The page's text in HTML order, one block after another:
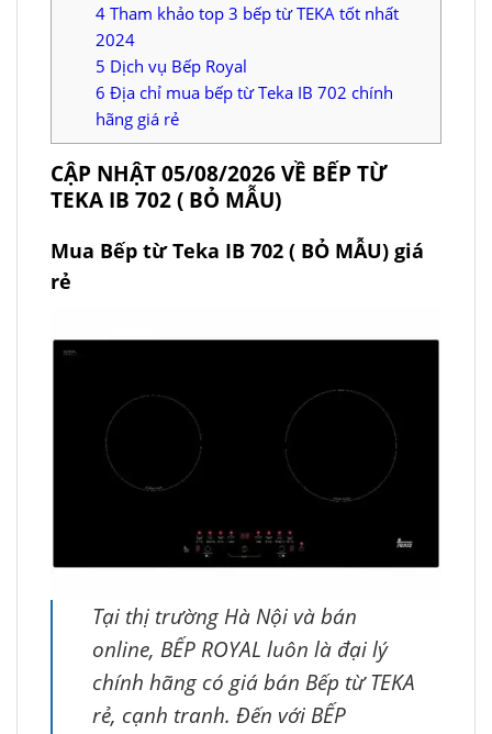
4 Tham khảo top 3 bếp từ TEKA tốt nhất
2024
5 Dịch vụ Bếp Royal
6 Địa chỉ mua bếp từ Teka IB 702 chính
hãng giá rẻ
CẬP NHẬT 05/08/2026 VỀ BẾP TỪ
TEKA IB 702 ( BỎ MẪU)
Mua Bếp từ Teka IB 702 ( BỎ MẪU) giá
rẻ
Tại thị trường Hà Nội và bán
online, BẾP ROYAL luôn là đại lý
chính hãng có giá bán Bếp từ TEKA
rẻ, cạnh tranh. Đến với BẾP